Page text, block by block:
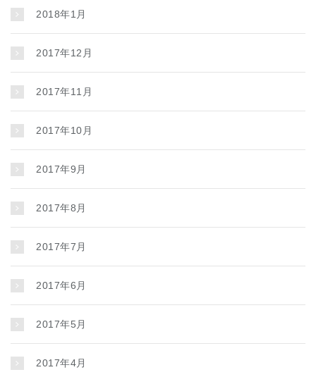
2018年1月
2017年12月
2017年11月
2017年10月
2017年9月
2017年8月
2017年7月
2017年6月
2017年5月
2017年4月